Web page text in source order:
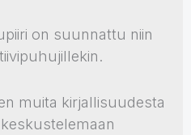
on suunnattu niin
muita kirjallisuudesta